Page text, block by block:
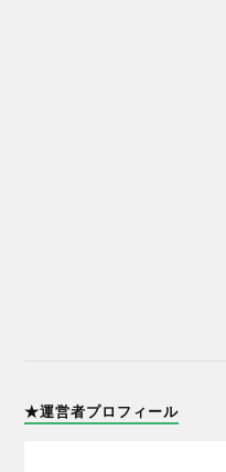
★運営者プロフィール